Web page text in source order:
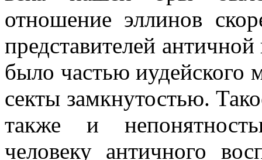
отношение эллинов
представителей
было частью иудейского
секты замкнутостью.
также и
человеку античного